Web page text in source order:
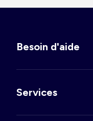
Besoin d'aide
Services